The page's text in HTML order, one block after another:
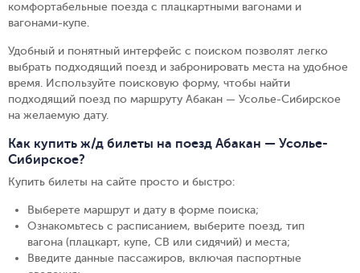
комфортабельные поезда с плацкартными вагонами и
вагонами-купе.
Удобный и понятный интерфейс с поиском позволят легко
выбрать подходящий поезд и забронировать места на удобное
время. Используйте поисковую форму, чтобы найти
подходящий поезд по маршруту Абакан — Усолье-Сибирское
на желаемую дату.
Как купить ж/д билеты на поезд Абакан — Усолье-
Сибирское?
Купить билеты на сайте просто и быстро:
Выберете маршрут и дату в форме поиска;
Ознакомьтесь с расписанием, выберите поезд, тип
вагона (плацкарт, купе, СВ или сидячий) и места;
Введите данные пассажиров, включая паспортные